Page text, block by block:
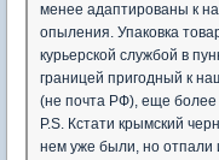
менее адаптированы к
опыления. Упаковка
курьерской службой в
границей пригодный к
(не почта РФ), еще более
P.S. Кстати крымский
нем уже были, но отпали